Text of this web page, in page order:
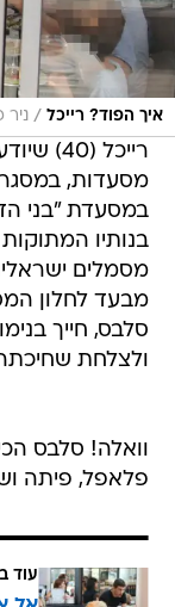
איך הפוד? רייכל / ניר
רייכל
מסעדות,
במסעדת "בני
בנותיו
מסמלים
מבעד לחלון
סלבס, חייך
ולצלחת
וואלה! סלבס
פלאפל, פיתה
עוד